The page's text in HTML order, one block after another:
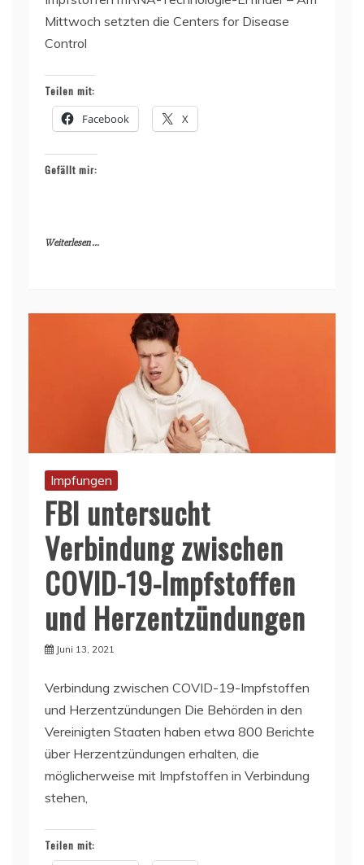
Mittwoch setzten die Centers for Disease
Control
Teilen mit:
Facebook X
Gefällt mir:
Weiterlesen ...
Impfungen
FBI untersucht
Verbindung zwischen
COVID-19-Impfstoffen
und Herzentzündungen
Juni 13, 2021
Verbindung zwischen COVID-19-Impfstoffen
und Herzentzündungen Die Behörden in den
Vereinigten Staaten haben etwa 800 Berichte
über Herzentzündungen erhalten, die
möglicherweise mit Impfstoffen in Verbindung
stehen,
Teilen mit: